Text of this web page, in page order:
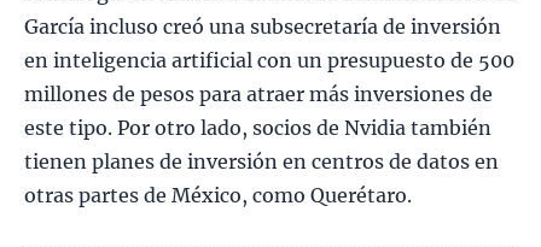
García incluso creó una subsecretaría de inversión
en inteligencia artificial con un presupuesto de 500
millones de pesos para atraer más inversiones de
este tipo. Por otro lado, socios de Nvidia también
tienen planes de inversión en centros de datos en
otras partes de México, como Querétaro.